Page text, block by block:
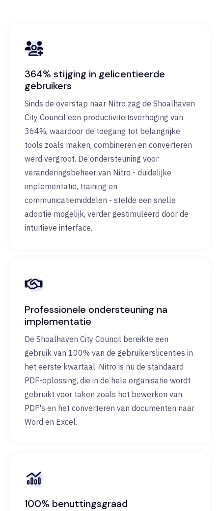
364% stijging in gelicentieerde
gebruikers
Sinds de overstap naar Nitro zag de Shoalhaven
City Council een productiviteitsverhoging van
364%, waardoor de toegang tot belangrijke
tools zoals maken, combineren en converteren
werd vergroot. De ondersteuning voor
veranderingsbeheer van Nitro - duidelijke
implementatie, training en
communicatiemiddelen - stelde een snelle
adoptie mogelijk, verder gestimuleerd door de
intuïtieve interface.
Professionele ondersteuning na
implementatie
De Shoalhaven City Council bereikte een
gebruik van 100% van de gebruikerslicenties in
het eerste kwartaal. Nitro is nu de standaard
PDF-oplossing, die in de hele organisatie wordt
gebruikt voor taken zoals het bewerken van
PDF's en het converteren van documenten naar
Word en Excel.
100% benuttingsgraad